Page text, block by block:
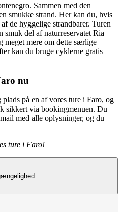
Sammen med den
smukke strand. Her kan du, hvis
de hyggelige strandbarer. Turen
del af naturreservatet Ria
mere om dette særlige
kan du bruge cyklerne gratis
nu
på en af vores ture i Faro, og
sikkert via bookingmenuen. Du
med alle oplysninger, og du
ture i Faro!